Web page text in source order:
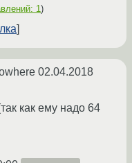
1)
02.04.2018
как ему надо 64